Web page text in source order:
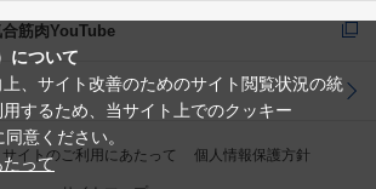
筋肉YouTube
サイトのご利用にあたって 個人情報保護方針
について
、サイト改善のためのサイト閲覧状況の統
するため、当サイト上でのクッキー
意ください。
って